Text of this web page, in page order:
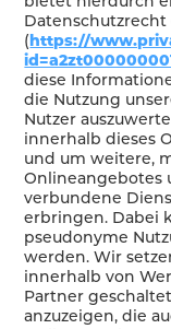
(https://
diese
die Nutzung
Nutzer
innerhalb dieses
und um weitere,
Onlineangebotes
verbundene
erbringen. Dabei
pseudonyme
werden. Wir
innerhalb von
Partner
anzuzeigen, die